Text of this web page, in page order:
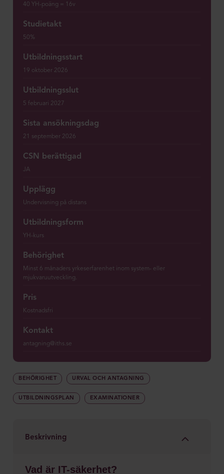
40 YH-poäng = 16v
Studietakt
50%
Utbildningsstart
19 oktober 2026
Utbildningsslut
5 februari 2027
Sista ansökningsdag
21 september 2026
CSN berättigad
JA
Upplägg
Undervisning på distans
Utbildningsform
YH-kurs
Behörighet
Minst 6 månaders yrkeserfarenhet inom system- eller
mjukvaruutveckling.
Pris
Kostnadsfri
Kontakt
antagning@iths.se
BEHÖRIGHET URVAL OCH ANTAGNING
UTBILDNINGSPLAN EXAMINATIONER
Beskrivning
Vad är IT-säkerhet?